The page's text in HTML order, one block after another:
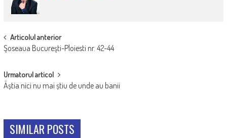
POST
NAVIGATION
Articolul anterior
Şoseaua Bucureşti-Ploiesti nr. 42-44
Urmatorul articol
Ăștia nici nu mai știu de unde au banii
SIMILAR POSTS